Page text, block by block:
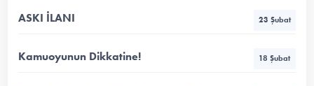
ASKI İLANI 23 Şubat
Kamuoyunun Dikkatine! 18 Şubat